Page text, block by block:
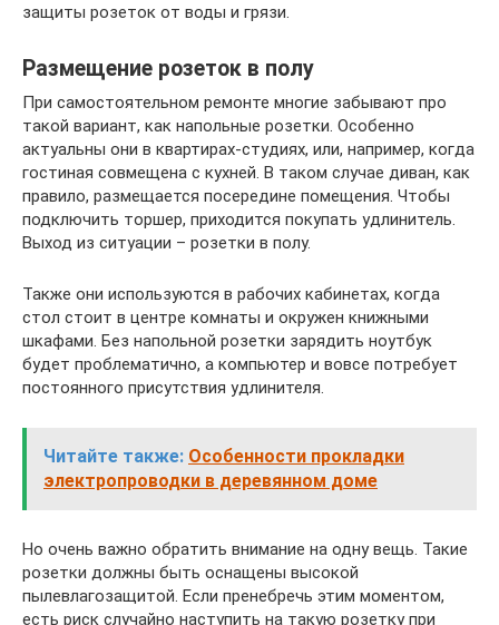
защиты розеток от воды и грязи.
Размещение розеток в полу
При самостоятельном ремонте многие забывают про
такой вариант, как напольные розетки. Особенно
актуальны они в квартирах-студиях, или, например, когда
гостиная совмещена с кухней. В таком случае диван, как
правило, размещается посередине помещения. Чтобы
подключить торшер, приходится покупать удлинитель.
Выход из ситуации – розетки в полу.
Также они используются в рабочих кабинетах, когда
стол стоит в центре комнаты и окружен книжными
шкафами. Без напольной розетки зарядить ноутбук
будет проблематично, а компьютер и вовсе потребует
постоянного присутствия удлинителя.
Читайте также: Особенности прокладки
электропроводки в деревянном доме
Но очень важно обратить внимание на одну вещь. Такие
розетки должны быть оснащены высокой
пылевлагозащитой. Если пренебречь этим моментом,
есть риск случайно наступить на такую розетку при